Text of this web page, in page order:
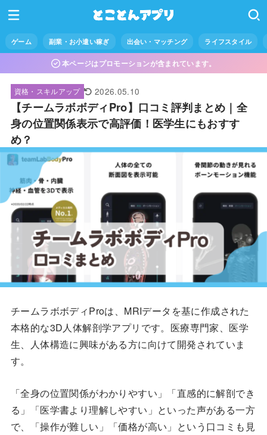
ゲーム 副業・お小遣い稼ぎ 出会い・マッチング ライフスタイル
本ページはプロモーションが含まれています。
資格・スキルアップ 2026.05.10
【チームラボボディPro】口コミ評判まとめ｜全
身の位置関係表示で高評価！医学生にもおすす
め？
チームラボボディProは、MRIデータを基に作成された
本格的な3D人体解剖学アプリです。医療専門家、医学
生、人体構造に興味がある方に向けて開発されていま
す。
「全身の位置関係がわかりやすい」「直感的に解剖でき
る」「医学書より理解しやすい」といった声がある一方
で、「操作が難しい」「価格が高い」という口コミも見